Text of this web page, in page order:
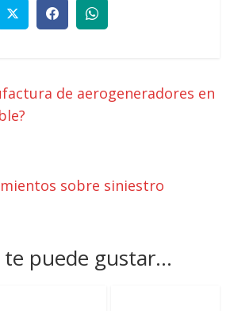
de aerogeneradores en
sobre siniestro
puede gustar...